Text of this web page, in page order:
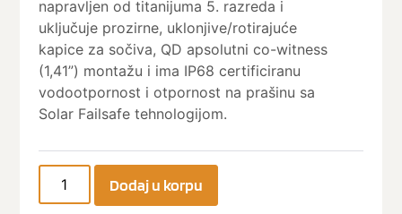
napravljen od titanijuma 5. razreda i
uključuje prozirne, uklonjive/rotirajuće
kapice za sočiva, QD apsolutni co-witness
(1,41”) montažu i ima IP68 certificiranu
vodootpornost i otpornost na prašinu sa
Solar Failsafe tehnologijom.
Dodaj u korpu